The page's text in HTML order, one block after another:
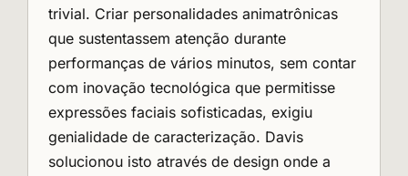
trivial. Criar personalidades animatrônicas
que sustentassem atenção durante
performanças de vários minutos, sem contar
com inovação tecnológica que permitisse
expressões faciais sofisticadas, exigiu
genialidade de caracterização. Davis
solucionou isto através de design onde a